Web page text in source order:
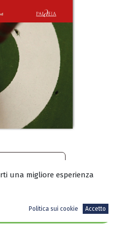
al carrello
una migliore esperienza
Politica sui cookie Accetto